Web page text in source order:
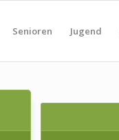
Senioren Jugend